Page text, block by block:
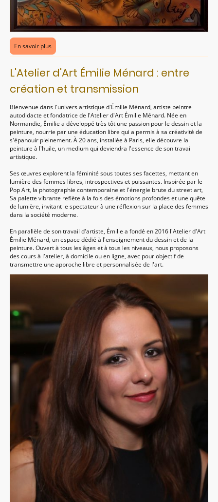
En savoir plus
L'Atelier d'Art Émilie Ménard : entre
création et transmission
Bienvenue dans l'univers artistique d'Émilie Ménard, artiste peintre
autodidacte et fondatrice de l'Atelier d'Art Émilie Ménard. Née en
Normandie, Émilie a développé très tôt une passion pour le dessin et la
peinture, nourrie par une éducation libre qui a permis à sa créativité de
s'épanouir pleinement. À 20 ans, installée à Paris, elle découvre la
peinture à l'huile, un medium qui deviendra l'essence de son travail
artistique.
Ses œuvres explorent la féminité sous toutes ses facettes, mettant en
lumière des femmes libres, introspectives et puissantes. Inspirée par le
Pop Art, la photographie contemporaine et l'énergie brute du street art,
Sa palette vibrante reflète à la fois des émotions profondes et une quête
de lumière, invitant le spectateur à une réflexion sur la place des femmes
dans la société moderne.
En parallèle de son travail d'artiste, Émilie a fondé en 2016 l'Atelier d'Art
Émilie Ménard, un espace dédié à l'enseignement du dessin et de la
peinture. Ouvert à tous les âges et à tous les niveaux, nous proposons
des cours à l'atelier, à domicile ou en ligne, avec pour objectif de
transmettre une approche libre et personnalisée de l'art.